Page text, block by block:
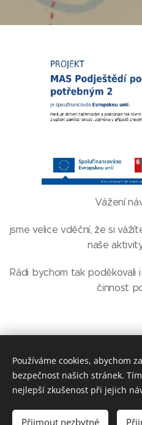
Vážení
jsme velice vděční, že si
naše
Rádi bychom tak poděkovali
činnost
Používáme cookies, abychom
bezpečnost našich stránek.
nejlepší zkušenost při jejich
Přijmout nezbytné